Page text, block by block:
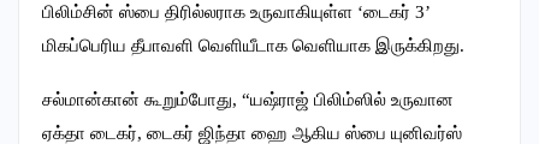
பிலிம்சின் ஸ்பை திரில்லராக உருவாகியுள்ள ‘டைகர் 3’
மிகப்பெரிய தீபாவளி வெளியீடாக வெளியாக இருக்கிறது.
சல்மான்கான் கூறும்போது, “யஷ்ராஜ் பிலிம்ஸில் உருவான
ஏக்தா டைகர், டைகர் ஜிந்தா ஹை ஆகிய ஸ்பை யுனிவர்ஸ்